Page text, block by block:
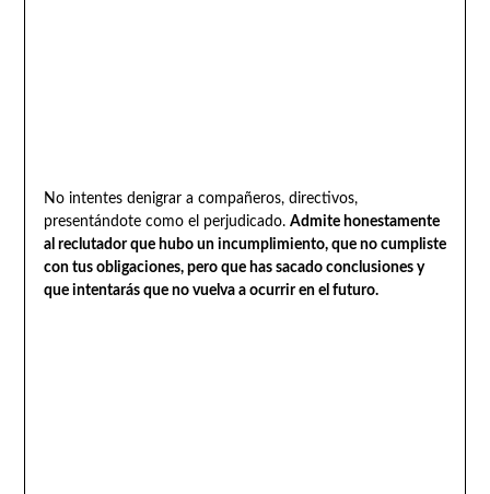
No intentes denigrar a compañeros, directivos,
presentándote como el perjudicado. Admite honestamente
al reclutador que hubo un incumplimiento, que no cumpliste
con tus obligaciones, pero que has sacado conclusiones y
que intentarás que no vuelva a ocurrir en el futuro.